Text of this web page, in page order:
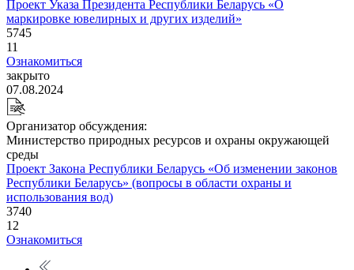
Проект Указа Президента Республики Беларусь «О
маркировке ювелирных и других изделий»
5745
11
Ознакомиться
закрыто
07.08.2024
Организатор обсуждения:
Министерство природных ресурсов и охраны окружающей
среды
Проект Закона Республики Беларусь «Об изменении законов
Республики Беларусь» (вопросы в области охраны и
использования вод)
3740
12
Ознакомиться